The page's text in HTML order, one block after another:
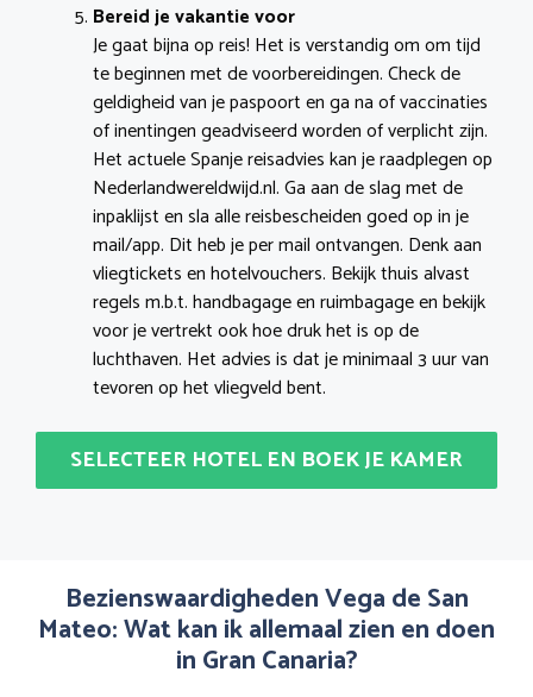
Bereid je vakantie voor
Je gaat bijna op reis! Het is verstandig om om tijd
te beginnen met de voorbereidingen. Check de
geldigheid van je paspoort en ga na of vaccinaties
of inentingen geadviseerd worden of verplicht zijn.
Het actuele Spanje reisadvies kan je raadplegen op
Nederlandwereldwijd.nl. Ga aan de slag met de
inpaklijst en sla alle reisbescheiden goed op in je
mail/app. Dit heb je per mail ontvangen. Denk aan
vliegtickets en hotelvouchers. Bekijk thuis alvast
regels m.b.t. handbagage en ruimbagage en bekijk
voor je vertrekt ook hoe druk het is op de
luchthaven. Het advies is dat je minimaal 3 uur van
tevoren op het vliegveld bent.
SELECTEER HOTEL EN BOEK JE KAMER
Bezienswaardigheden Vega de San
Mateo: Wat kan ik allemaal zien en doen
in Gran Canaria?